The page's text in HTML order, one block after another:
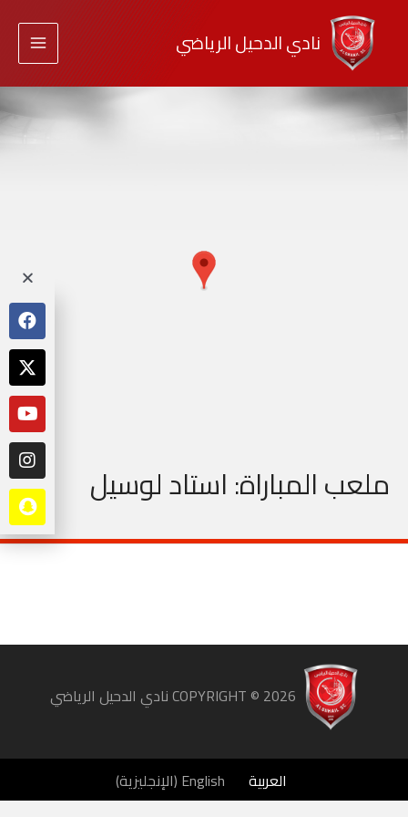
نادي الدحيل الرياضي
ملعب المباراة:استاد لوسيل
2026 نادي الدحيل الرياضي
العربية English
(الإنجليزية)